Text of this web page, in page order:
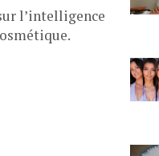
l’intelligence